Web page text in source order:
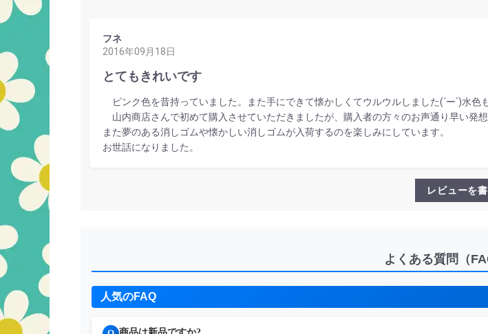
フネ
2016年09月18日
とてもきれいです
ピンク色を昔持っていました。また手にできて懐かしくてウルウルしました(´ー`)水色
山内商店さんで初めて購入させていただきましたが、購入者の方々のお声通り早い発
また夢のある消しゴムや懐かしい消しゴムが入荷するのを楽しみにしています。
お世話になりました。
レビューを書
よくある質問（
人気のFAQ